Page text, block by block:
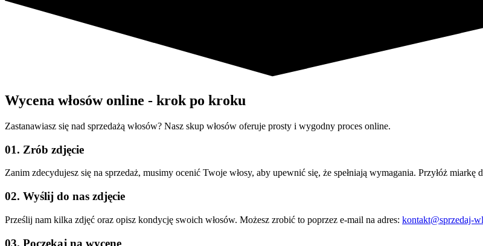
Wycena włosów online - krok po kroku
Zastanawiasz się nad sprzedażą włosów? Nasz skup włosów oferuje prosty i wygodny proces online.
01. Zrób zdjęcie
Zanim zdecydujesz się na sprzedaż, musimy ocenić Twoje włosy, aby upewnić się, że spełniają wymagania. Przyłóż
02. Wyślij do nas zdjęcie
Prześlij nam kilka zdjęć oraz opisz kondycję swoich włosów. Możesz zrobić to poprzez e-mail na adres: kontakt@sprzedaj-
03. Poczekaj na wycenę